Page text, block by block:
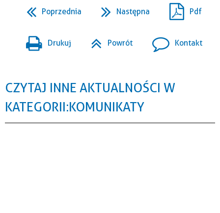
Poprzednia Następna Pdf
Drukuj Powrót Kontakt
CZYTAJ INNE AKTUALNOŚCI W
KATEGORII: KOMUNIKATY